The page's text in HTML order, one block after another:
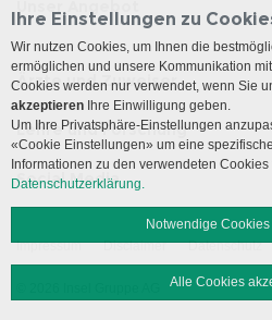
Ärzte und Zuweiser
Lehre und Forschung
Social Media
Impressum Disclaimer Datenschutz
Ihre Einstellungen zu
Wir nutzen Cookies, um Ihnen die
ermöglichen und unsere Kommunikation
Cookies werden nur verwendet, wenn Sie
akzeptieren Ihre Einwilligung geben.
Um Ihre Privatsphäre-Einstellungen
«Cookie Einstellungen» um eine
Informationen zu den verwendeten
Datenschutzerklärung.
Notwendige
Alle Cookies